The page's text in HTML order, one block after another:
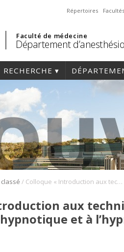
Répertoires Facultés
Faculté de médecine
Département
RECHERCHE
/ Colloque « Introduction aux techniques de conversation hypnotique et à l’hypnose médicale »
aux
et à